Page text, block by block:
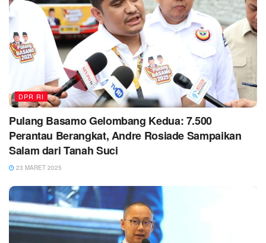
DPR RI
Pulang Basamo Gelombang Kedua: 7.500
Perantau Berangkat, Andre Rosiade Sampaikan
Salam dari Tanah Suci
23 MARET 2025